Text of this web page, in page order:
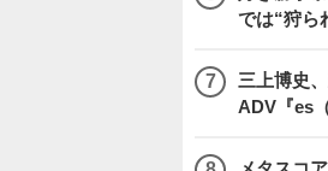
では“狩ら
三上博史
ADV『es